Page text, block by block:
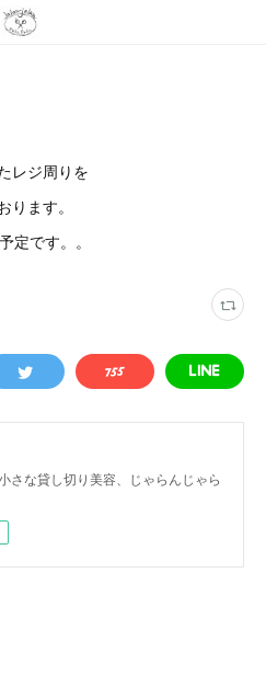
レジ周りを
ます。
定です。。
さな貸し切り美容、じゃらんじゃら